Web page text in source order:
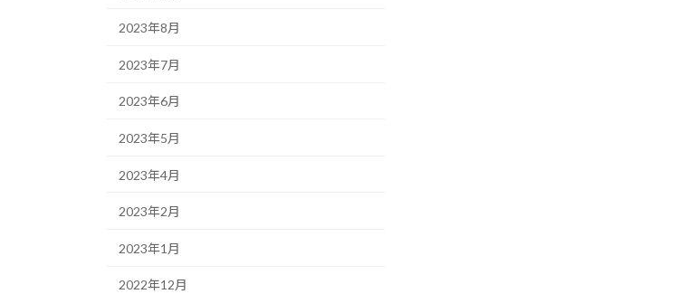
2023年8月
2023年7月
2023年6月
2023年5月
2023年4月
2023年2月
2023年1月
2022年12月